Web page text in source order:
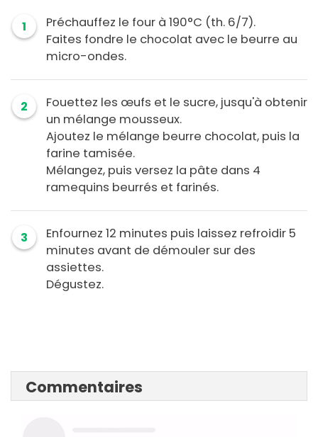
1
Préchauffez le four à 190°C (th. 6/7).
Faites fondre le chocolat avec le beurre au
micro-ondes.
2
Fouettez les œufs et le sucre, jusqu'à obtenir
un mélange mousseux.
Ajoutez le mélange beurre chocolat, puis la
farine tamisée.
Mélangez, puis versez la pâte dans 4
ramequins beurrés et farinés.
3
Enfournez 12 minutes puis laissez refroidir 5
minutes avant de démouler sur des
assiettes.
Dégustez.
Commentaires